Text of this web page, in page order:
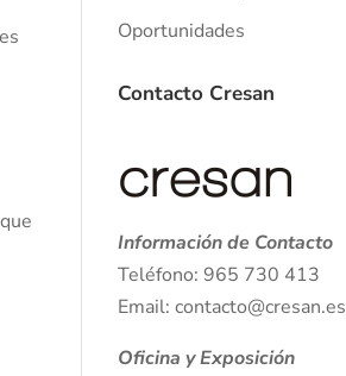
Oportunidades
Contacto Cresan
Información de Contacto
Teléfono: 965 730 413
Email: contacto@cresan.es
Oficina y Exposición